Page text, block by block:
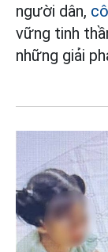
người dân,
vững tinh
những giải